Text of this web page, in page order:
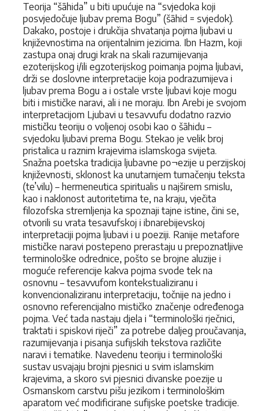
Teorija “šāhida” u biti upućuje na “svjedoka koji
posvjedočuje ljubav prema Bogu” (šāhid = svjedok).
Dakako, postoje i drukčija shvatanja pojma ljubavi u
književnostima na orijentalnim jezicima. Ibn Hazm, koji
zastupa onaj drugi krak na skali razumijevanja
ezoterijskog i/ili egzoterijskog poimanja pojma ljubavi,
drži se doslovne interpretacije koja podrazumijeva i
ljubav prema Bogu a i ostale vrste ljubavi koje mogu
biti i mističke naravi, ali i ne moraju. Ibn Arebi je svojom
interpretacijom Ljubavi u tesavvufu dodatno razvio
mističku teoriju o voljenoj osobi kao o šāhidu –
svjedoku ljubavi prema Bogu. Stekao je velik broj
pristalica u raznim krajevima islamskoga svijeta.
Snažna poetska tradicija ljubavne po¬ezije u perzijskoj
književnosti, sklonost ka unutarnjem tumačenju teksta
(te’vilu) – hermeneutica spiritualis u najširem smislu,
kao i naklonost autoritetima te, na kraju, vječita
filozofska stremljenja ka spoznaji tajne istine, čini se,
otvorili su vrata tesavufskoj i ibnarebijevskoj
interpretaciji pojma ljubavi i u poeziji. Ranije metafore
mističke naravi postepeno prerastaju u prepoznatljive
terminološke odrednice, pošto se brojne aluzije i
moguće referencije kakva pojma svode tek na
osnovnu – tesavvufom kontekstualiziranu i
konvencionaliziranu interpretaciju, točnije na jedno i
osnovno referencijalno mističko značenje određenoga
pojma. Već tada nastaju djela i “terminološki rječnici,
traktati i spiskovi riječi” za potrebe daljeg proučavanja,
razumijevanja i pisanja sufijskih tekstova različite
naravi i tematike. Navedenu teoriju i terminološki
sustav usvajaju brojni pjesnici u svim islamskim
krajevima, a skoro svi pjesnici divanske poezije u
Osmanskom carstvu pišu jezikom i terminološkim
aparatom već modificirane sufijske poetske tradicije.